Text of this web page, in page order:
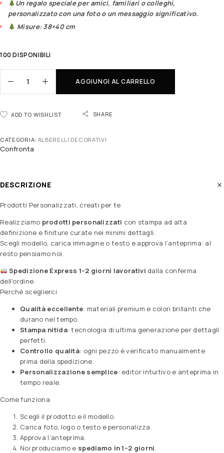
Un regalo speciale per amici, familiari o colleghi,
personalizzato con una foto o un messaggio significativo.
Misure: 38×40 cm
100 DISPONIBILI
AGGIUNGI AL CARRELLO
ADD TO WISHLIST SHARE
CATEGORIA: ALBERELLI DECORATIVI
Confronta
DESCRIZIONE
Prodotti Personalizzati, creati per te
Realizziamo prodotti personalizzati con stampa ad alta
definizione e finiture curate nei minimi dettagli.
Scegli modello, carica immagine o testo e approva l’anteprima: al
resto pensiamo noi.
Spedizione Express 1–2 giorni lavorativi dalla conferma
dell’ordine.
Perché sceglierci
Qualità eccellente: materiali premium e colori brillanti che
durano nel tempo.
Stampa nitida: tecnologia di ultima generazione per dettagli
perfetti.
Controllo qualità: ogni pezzo è verificato manualmente
prima della spedizione.
Personalizzazione semplice: editor intuitivo e anteprima in
tempo reale.
Come funziona
Scegli il prodotto e il modello.
Carica foto, logo o testo e personalizza.
Approva l’anteprima.
Noi produciamo e spediamo in 1–2 giorni.